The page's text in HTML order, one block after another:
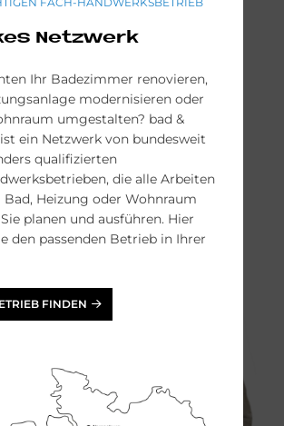
65
FINDEN
Netzwerk
Ihr Badezimmer renovieren,
modernisieren oder
umgestalten? bad &
ein Netzwerk von bundesweit
qualifizierten
die alle Arbeiten
Heizung oder Wohnraum
planen und ausführen. Hier
den passenden Betrieb in Ihrer
FINDEN